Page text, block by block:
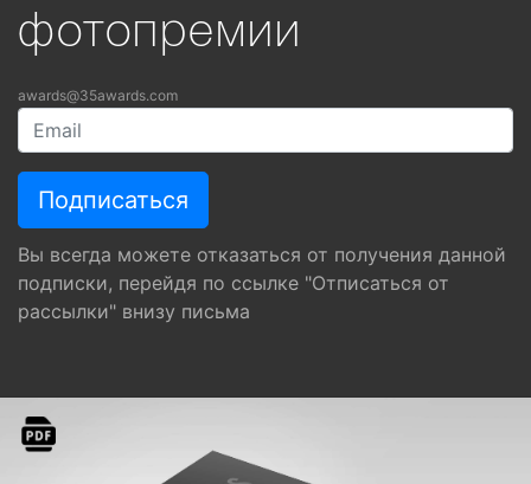
фотопремии
awards@35awards.com
Вы всегда можете отказаться от получения данной
подписки, перейдя по ссылке "Отписаться от
рассылки" внизу письма